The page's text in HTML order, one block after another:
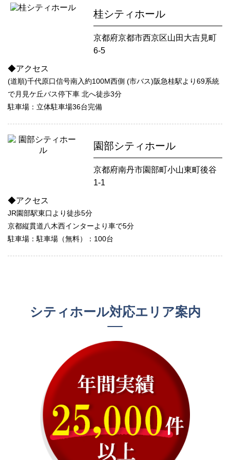
桂シティホール
京都府京都市西京区山田大吉見町
6-5
◆アクセス
(道順)千代原口信号南入約100M西側 (市バス)阪急桂駅より69系統
で月見ケ丘バス停下車 北へ徒歩3分
駐車場：立体駐車場36台完備
園部シティホール
京都府南丹市園部町小山東町後谷
1-1
◆アクセス
JR園部駅東口より徒歩5分
京都縦貫道八木西インターより車で5分
駐車場：駐車場（無料）：100台
シティホール対応エリア案内